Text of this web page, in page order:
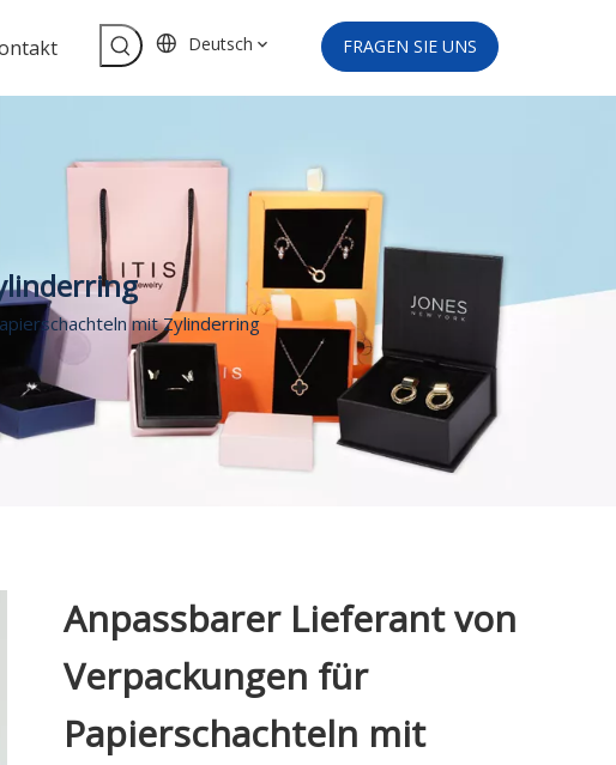
Deutsch FRAGEN SIE UNS
mit Zylinderring
Anpassbarer Lieferant von
Verpackungen für
Papierschachteln mit